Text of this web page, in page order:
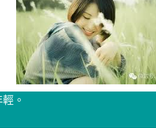
。